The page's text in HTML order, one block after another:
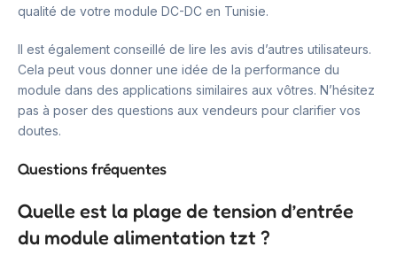
qualité de votre module DC-DC en Tunisie.
Il est également conseillé de lire les avis d’autres utilisateurs.
Cela peut vous donner une idée de la performance du
module dans des applications similaires aux vôtres. N’hésitez
pas à poser des questions aux vendeurs pour clarifier vos
doutes.
Questions fréquentes
Quelle est la plage de tension d’entrée
du module alimentation tzt ?